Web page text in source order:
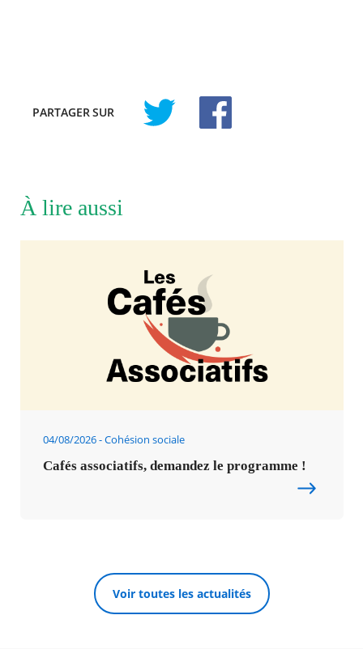
PARTAGERSUR
À lire aussi
04/08/2026 Cohésion sociale
Cafés associatifs, demandez le programme !
Voir toutes les actualités